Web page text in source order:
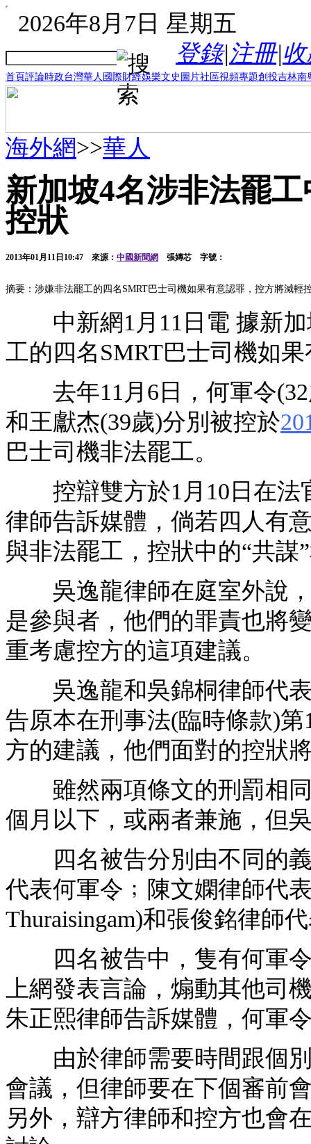
2026年8月7日 星期五
登錄|注冊|
首頁評論時政台灣華人 國際財經娛樂文史 圖片社區視頻專題創投吉林南
海外網>>華人
新加坡4名涉非法罷
控狀
2013年01月11日10:47 來源： 中國新聞網 張嫥芯 字號：
摘要：涉嫌非法罷工的四名SMRT巴士司機如果有意認罪，控方將減輕
中新網1月11日電 據新加
工的四名SMRT巴士司機如
去年11月6日，何軍令(32
和王獻杰(39歲)分別被控於
巴士司機非法罷工。
控辯雙方於1月10日在法
律師告訴媒體，倘若四人有
與非法罷工，控狀中的“共謀
吳逸龍律師在庭室外說，
是參與者，他們的罪責也將
重考慮控方的這項建議。
吳逸龍和吳錦桐律師代表
告原本在刑事法(臨時條款)
方的建議，他們面對的控狀
雖然兩項條文的刑罰相同
個月以下，或兩者兼施，但
四名被告分別由不同的義
代表何軍令﹔陳文嫻律師代
Thuraisingam)和張俊銘律師
四名被告中，隻有何軍令
上網發表言論，煽動其他司
朱正熙律師告訴媒體，何軍
由於律師需要時間跟個別
會議，但律師要在下個審前
另外，辯方律師和控方也會